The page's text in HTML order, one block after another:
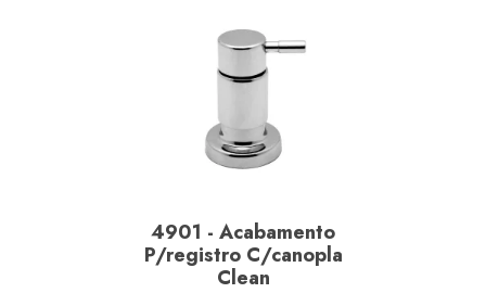
4901 - Acabamento
P/registro C/canopla
Clean